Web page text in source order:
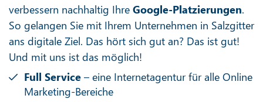
verbessern nachhaltig Ihre Google-Platzierungen.
So gelangen Sie mit Ihrem Unternehmen in Salzgitter
ans digitale Ziel. Das hört sich gut an? Das ist gut!
Und mit uns ist das möglich!
Full Service – eine Internetagentur für alle Online
Marketing-Bereiche